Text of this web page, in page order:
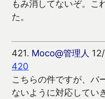
もみ消してないぞ。こ
た。
421. Moco@管理人
420
こちらの件ですが、バ
ないように対応してい